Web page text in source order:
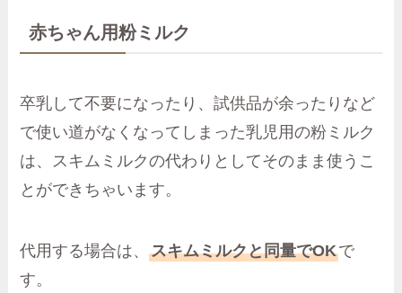
赤ちゃん用粉ミルク
卒乳して不要になったり、試供品が余ったりなど
で使い道がなくなってしまった乳児用の粉ミルク
は、スキムミルクの代わりとしてそのまま使うこ
とができちゃいます。
代用する場合は、スキムミルクと同量でOKで
す。